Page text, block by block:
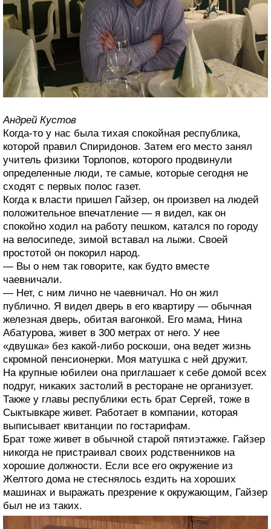
Андрей Кустов
Когда-то у нас была тихая спокойная республика,
которой правил Спиридонов. Затем его место занял
учитель физики Торлопов, которого продвинули
определенные люди, те самые, которые сегодня не
сходят с первых полос газет.
Когда к власти пришел Гайзер, он произвел на людей
положительное впечатление — я видел, как он
спокойно ходил на работу пешком, катался по городу
на велосипеде, зимой вставал на лыжи. Своей
простотой он покорил народ.
— Вы о нем так говорите, как будто вместе
чаевничали.
— Нет, с ним лично не чаевничал. Но он жил
публично. Я видел дверь в его квартиру — обычная
железная дверь, обитая вагонкой. Его мама, Нина
Абатурова, живет в 300 метрах от него. У нее
«двушка» без какой-либо роскоши, она ведет жизнь
скромной пенсионерки. Моя матушка с ней дружит.
На крупные юбилеи она приглашает к себе домой всех
подруг, никаких застолий в ресторане не организует.
Также у главы республики есть брат Сергей, тоже в
Сыктывкаре живет. Работает в компании, которая
выписывает квитанции по гостарифам.
Брат тоже живет в обычной старой пятиэтажке. Гайзер
никогда не пристраивал своих родственников на
хорошие должности. Если все его окружение из
Желтого дома не стеснялось ездить на хороших
машинах и выражать презрение к окружающим, Гайзер
был не из таких.